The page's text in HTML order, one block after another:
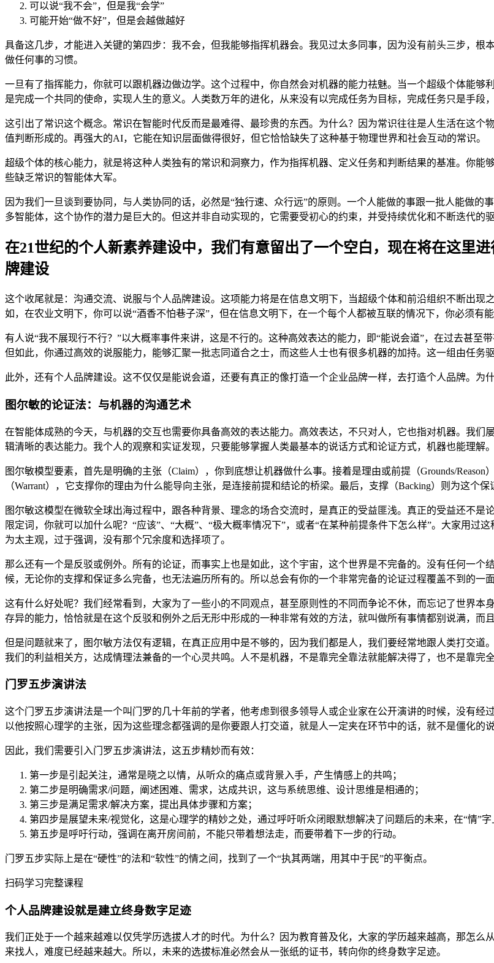
可以说“我不会”，但是我“会学”
可能开始“做不好”，但是会越做越好
具备这几步，才能进入关键的第四步：我不会，但我能够指挥机器会。我见过太多同事，因为没有前头三步，根
做任何事的习惯。
一旦有了指挥能力，你就可以跟机器边做边学。这个过程中，你自然会对机器的能力祛魅。当一个超级个体能
是完成一个共同的使命，实现人生的意义。人类数万年的进化，从来没有以完成任务为目标，完成任务只是手段
这引出了常识这个概念。常识在智能时代反而是最难得、最珍贵的东西。为什么？因为常识往往是人生活在这
值判断形成的。再强大的AI，它能在知识层面做得很好，但它恰恰缺失了这种基于物理世界和社会互动的常识。
超级个体的核心能力，就是将这种人类独有的常识和洞察力，作为指挥机器、定义任务和判断结果的基准。你
些缺乏常识的智能体大军。
因为我们一旦谈到要协同，与人类协同的话，必然是“独行速、众行远”的原则。一个人能做的事跟一批人能做
多智能体，这个协作的潜力是巨大的。但这并非自动实现的，它需要受初心的约束，并受持续优化和不断迭代的驱
在21世纪的个人新素养建设中，我们有意留出了一个空白，现在将在这里
牌建设
这个收尾就是：沟通交流、说服与个人品牌建设。这项能力将是在信息文明下，当超级个体和前沿组织不断出现
如，在农业文明下，你可以说“酒香不怕巷子深”，但在信息文明下，在一个每个人都被互联的情况下，你必须有
有人说“我不展现行不行？”以大概率事件来讲，这是不行的。这种高效表达的能力，即“能说会道”，在过去甚
但如此，你通过高效的说服能力，能够汇聚一批志同道合之士，而这些人士也有很多机器的加持。这一组由任务
此外，还有个人品牌建设。这不仅仅是能说会道，还要有真正的像打造一个企业品牌一样，去打造个人品牌。为
图尔敏的论证法：与机器的沟通艺术
在智能体成熟的今天，与机器的交互也需要你具备高效的表达能力。高效表达，不只对人，它也指对机器。我们
辑清晰的表达能力。我个人的观察和实证发现，只要能够掌握人类最基本的说话方式和论证方式，机器也能理解。
图尔敏模型要素，首先是明确的主张（Claim），你到底想让机器做什么事。接着是理由或前提（Grounds/
（Warrant），它支撑你的理由为什么能导向主张，是连接前提和结论的桥梁。最后，支撑（Backing）则为这个
图尔敏这模型在微软全球出海过程中，跟各种背景、理念的场合交流时，是真正的受益匪浅。真正的受益还不
限定词，你就可以加什么呢？“应该”、“大概”、“极大概率情况下”，或者“在某种前提条件下怎么样”。大家用过
为太主观，过于强调，没有那个冗余度和选择项了。
那么还有一个是反驳或例外。所有的论证，而事实上也是如此，这个宇宙，这个世界是不完备的。没有任何一
候，无论你的支撑和保证多么完备，也无法遍历所有的。所以总会有你的一个非常完备的论证过程覆盖不到的一面
这有什么好处呢？我们经常看到，大家为了一些小的不同观点，甚至原则性的不同而争论不休，而忘记了世界本
存异的能力，恰恰就是在这个反驳和例外之后无形中形成的一种非常有效的方法，就叫做所有事情都别说满，而
但是问题就来了，图尔敏方法仅有逻辑，在真正应用中是不够的，因为我们都是人，我们要经常地跟人类打交
我们的利益相关方，达成情理法兼备的一个心灵共鸣。人不是机器，不是靠完全靠法就能解决得了，也不是靠完
门罗五步演讲法
这个门罗五步演讲法是一个叫门罗的几十年前的学者，他考虑到很多领导人或企业家在公开演讲的时候，没有
以他按照心理学的主张，因为这些理念都强调的是你要跟人打交道，就是人一定夹在环节中的话，就不是僵化的
因此，我们需要引入门罗五步演讲法，这五步精妙而有效：
第一步是引起关注，通常是晓之以情，从听众的痛点或背景入手，产生情感上的共鸣；
第二步是明确需求/问题，阐述困难、需求，达成共识，这与系统思维、设计思维是相通的；
第三步是满足需求/解决方案，提出具体步骤和方案；
第四步是展望未来/视觉化，这是心理学的精妙之处，通过呼吁听众闭眼默想解决了问题后的未来，在“情”
第五步是呼吁行动，强调在离开房间前，不能只带着想法走，而要带着下一步的行动。
门罗五步实际上是在“硬性”的法和“软性”的情之间，找到了一个“执其两端，用其中于民”的平衡点。
扫码学习完整课程
个人品牌建设就是建立终身数字足迹
我们正处于一个越来越难以仅凭学历选拔人才的时代。为什么？因为教育普及化，大家的学历越来越高，那怎
来找人，难度已经越来越大。所以，未来的选拔标准必然会从一张纸的证书，转向你的终身数字足迹。